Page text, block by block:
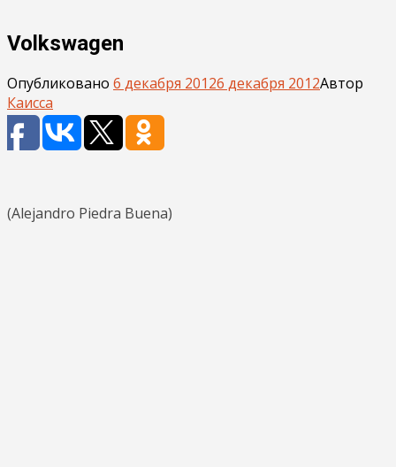
Volkswagen
Опубликовано 6 декабря 20126 декабря 2012Автор
Каисса
(Alejandro Piedra Buena)